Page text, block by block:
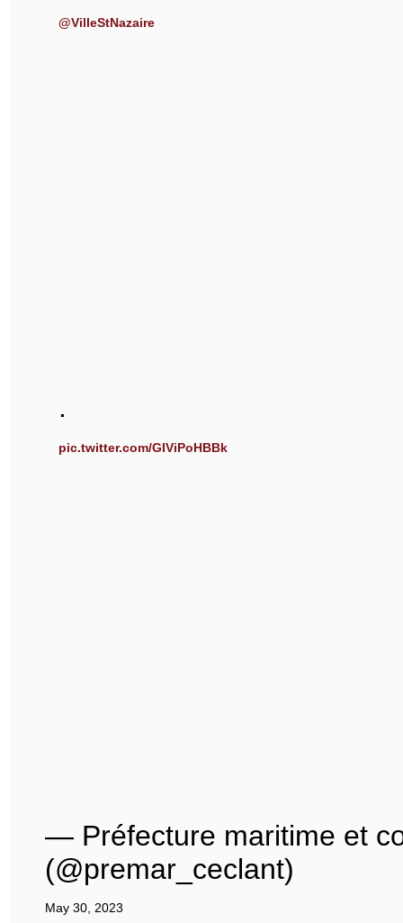
@VilleStNazaire
.
pic.twitter.com/GIViPoHBBk
— Préfecture maritime et
(@premar_ceclant)
May 30, 2023